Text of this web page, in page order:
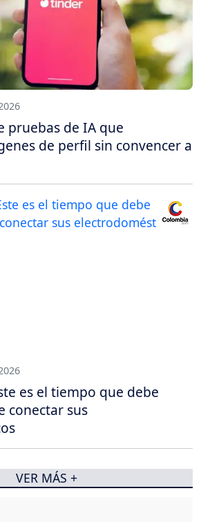
pruebas de IA que
de perfil sin convencer a
es el tiempo que debe
conectar sus
VER MÁS +